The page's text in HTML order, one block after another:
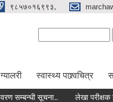
९८५७०१६९९३,
ग्यालरी स्वास्थ्य पाश्र्वचित्र
सम्बन्धी सूचना.. लेखा परीक्षक